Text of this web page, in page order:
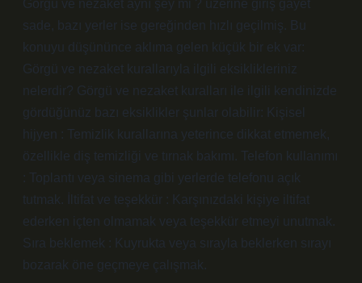
Görgü ve nezaket aynı şey mi ? üzerine giriş gayet
sade, bazı yerler ise gereğinden hızlı geçilmiş. Bu
konuyu düşününce aklıma gelen küçük bir ek var:
Görgü ve nezaket kurallarıyla ilgili eksiklikleriniz
nelerdir? Görgü ve nezaket kuralları ile ilgili kendinizde
gördüğünüz bazı eksiklikler şunlar olabilir: Kişisel
hijyen : Temizlik kurallarına yeterince dikkat etmemek,
özellikle diş temizliği ve tırnak bakımı. Telefon kullanımı
: Toplantı veya sinema gibi yerlerde telefonu açık
tutmak. İltifat ve teşekkür : Karşınızdaki kişiye iltifat
ederken içten olmamak veya teşekkür etmeyi unutmak.
Sıra beklemek : Kuyrukta veya sırayla beklerken sırayı
bozarak öne geçmeye çalışmak.